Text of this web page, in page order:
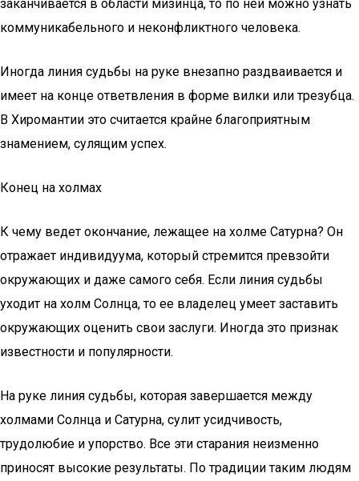
заканчивается в области мизинца, то по ней можно узнать
коммуникабельного и неконфликтного человека.
Иногда линия судьбы на руке внезапно раздваивается и
имеет на конце ответвления в форме вилки или трезубца.
В Хиромантии это считается крайне благоприятным
знамением, сулящим успех.
Конец на холмах
К чему ведет окончание, лежащее на холме Сатурна? Он
отражает индивидуума, который стремится превзойти
окружающих и даже самого себя. Если линия судьбы
уходит на холм Солнца, то ее владелец умеет заставить
окружающих оценить свои заслуги. Иногда это признак
известности и популярности.
На руке линия судьбы, которая завершается между
холмами Солнца и Сатурна, сулит усидчивость,
трудолюбие и упорство. Все эти старания неизменно
приносят высокие результаты. По традиции таким людям